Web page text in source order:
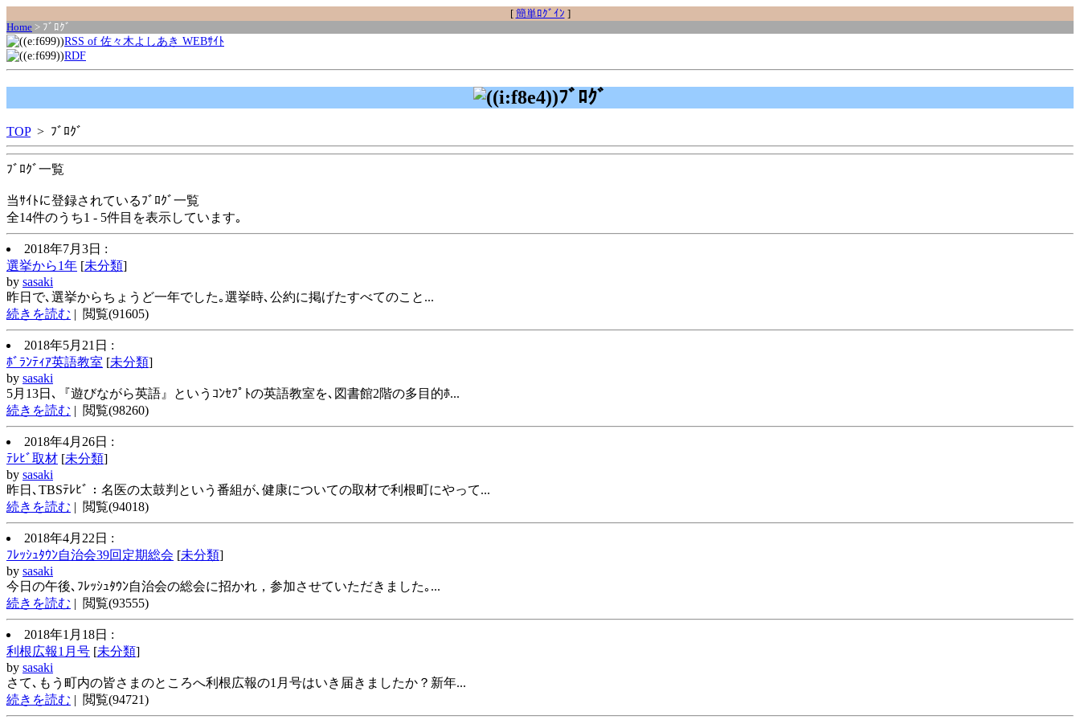
[ 簡単ﾛｸﾞｲﾝ ]
Home > ﾌﾞﾛｸﾞ
RSS of 佐々木よしあき WEBｻｲﾄ
RDF
ﾌﾞﾛｸﾞ
TOP> ﾌﾞﾛｸﾞ
ﾌﾞﾛｸﾞ一覧
当ｻｲﾄに登録されているﾌﾞﾛｸﾞ一覧
全14件のうち1 - 5件目を表示しています｡
2018年7月3日 :
選挙から1年 [未分類]
by sasaki
昨日で､選挙からちょうど一年でした｡選挙時､公約に掲げたすべてのこと...
続きを読む | 閲覧(91605)
2018年5月21日 :
ﾎﾞﾗﾝﾃｨｱ英語教室 [未分類]
by sasaki
5月13日､『遊びながら英語』というｺﾝｾﾌﾟﾄの英語教室を､図書館2階の多目的ﾎ...
続きを読む | 閲覧(98260)
2018年4月26日 :
ﾃﾚﾋﾞ取材 [未分類]
by sasaki
昨日､TBSﾃﾚﾋﾞ：名医の太鼓判という番組が､健康についての取材で利根町にやって...
続きを読む | 閲覧(94018)
2018年4月22日 :
ﾌﾚｯｼｭﾀｳﾝ自治会39回定期総会 [未分類]
by sasaki
今日の午後､ﾌﾚｯｼｭﾀｳﾝ自治会の総会に招かれ，参加させていただきました｡...
続きを読む | 閲覧(93555)
2018年1月18日 :
利根広報1月号 [未分類]
by sasaki
さて､もう町内の皆さまのところへ利根広報の1月号はいき届きましたか？新年...
続きを読む | 閲覧(94721)